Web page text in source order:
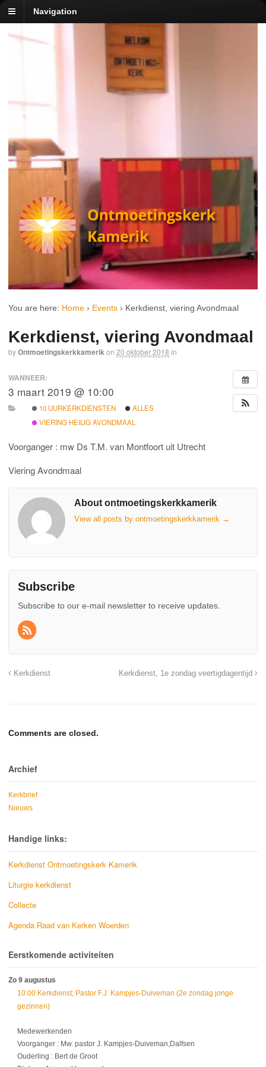
Navigation
You are here: Home › Events › Kerkdienst, viering Avondmaal
Kerkdienst, viering Avondmaal
byOntmoetingskerkkamerikon 20 oktober 2018 in
WANNEER:
3 maart 2019 @ 10:00
10 UURKERKDIENSTEN
ALLES
VIERING HEILIG AVONDMAAL
Voorganger : mw Ds T.M. van Montfoort uit Utrecht
Viering Avondmaal
About ontmoetingskerkkamerik
View all posts by ontmoetingskerkkamerik →
Subscribe
Subscribe to our e-mail newsletter to receive updates.
Kerkdienst Kerkdienst, 1e zondag veertigdagentijd
Comments are closed.
Archief
Kerkbrief
Nieuws
Handige links:
Kerkdienst Ontmoetingskerk Kamerik
Liturgie kerkdienst
Collecte
Agenda Raad van Kerken Woerden
Eerstkomende activiteiten
Zo 9 augustus
10:00 Kerkdienst; Pastor F.J. Kampjes-Duiveman (2e zondag jonge
gezinnen)
Medewerkenden
Voorganger : Mw. pastor J. Kampjes-Duiveman,Dalfsen
Ouderling : Bert de Groot